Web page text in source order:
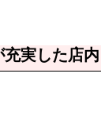
実した店内